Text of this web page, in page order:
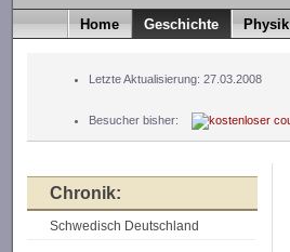
Home Geschichte Physik
Letzte Aktualisierung: 27.03.2008
Besucher bisher:
Chronik:
Schwedisch Deutschland